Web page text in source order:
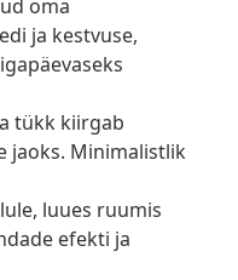
oma
ja kestvuse,
tükk kiirgab
jaoks. Minimalistlik
luues ruumis
efekti ja